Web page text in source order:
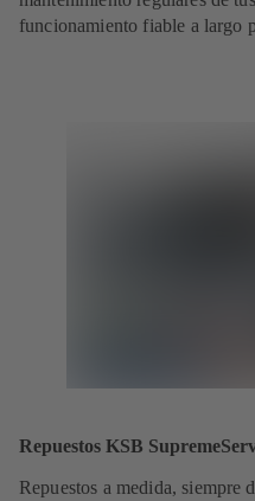
funcionamiento fiable a largo
Repuestos KSB
Repuestos a medida,